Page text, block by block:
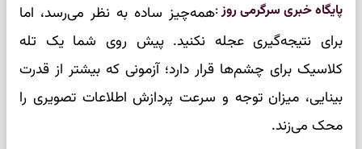
پایگاه خبری سرگرمی روز:همه‌چیز ساده به نظر می‌رسد، اما
برای نتیجه‌گیری عجله نکنید. پیش روی شما یک تله
کلاسیک برای چشم‌ها قرار دارد؛ آزمونی که بیشتر از قدرت
بینایی، میزان توجه و سرعت پردازش اطلاعات تصویری را
محک می‌زند.